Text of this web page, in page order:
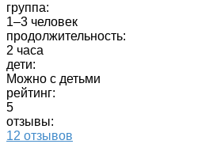
группа:
1–3 человек
продолжительность:
2 часа
дети:
Можно с детьми
рейтинг:
5
отзывы:
12 отзывов